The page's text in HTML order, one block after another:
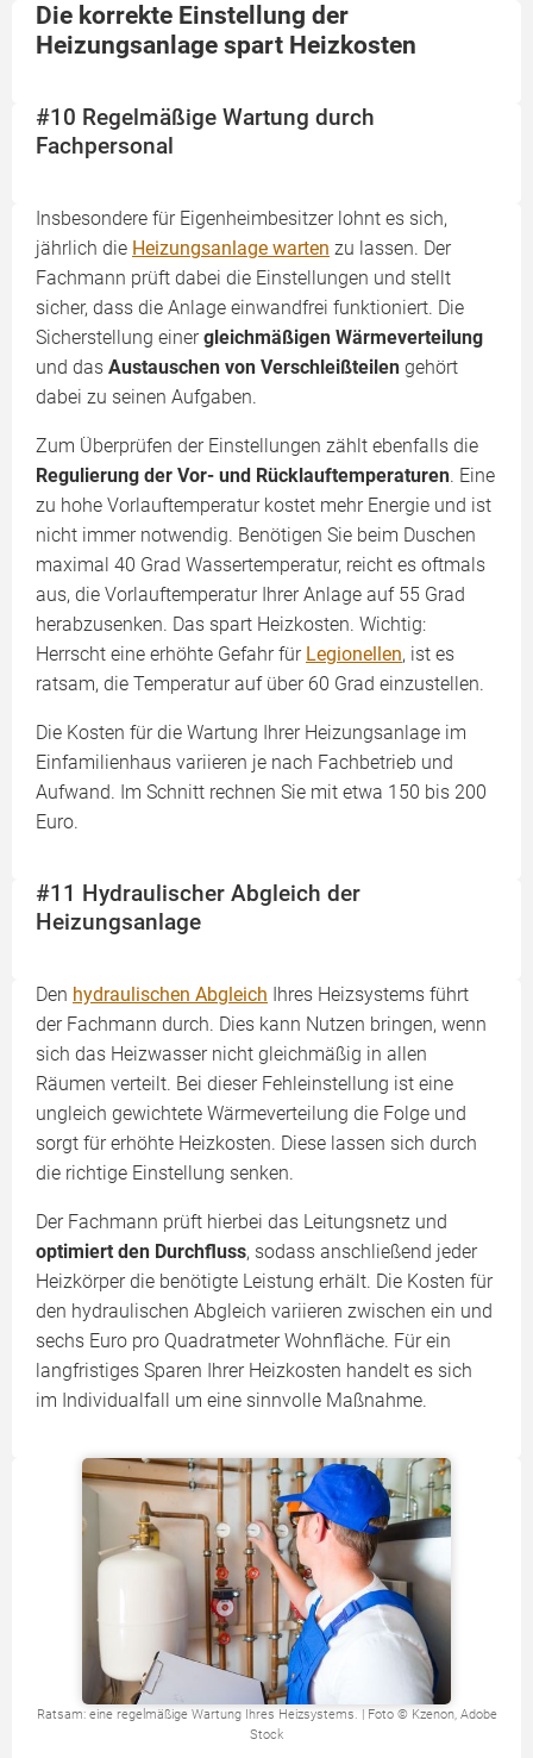
Die korrekte Einstellung der
Heizungsanlage spart Heizkosten
#10 Regelmäßige Wartung durch
Fachpersonal
Insbesondere für Eigenheimbesitzer lohnt es sich,
jährlich die Heizungsanlage warten zu lassen. Der
Fachmann prüft dabei die Einstellungen und stellt
sicher, dass die Anlage einwandfrei funktioniert. Die
Sicherstellung einergleichmäßigen Wärmeverteilung
und das Austauschen von Verschleißteilen gehört
dabei zu seinen Aufgaben.
Zum Überprüfen der Einstellungen zählt ebenfalls die
Regulierung der Vor- und Rücklauftemperaturen. Eine
zu hohe Vorlauftemperatur kostet mehr Energie und ist
nicht immer notwendig. Benötigen Sie beim Duschen
maximal 40 Grad Wassertemperatur, reicht es oftmals
aus, die Vorlauftemperatur Ihrer Anlage auf 55 Grad
herabzusenken. Das spart Heizkosten. Wichtig:
Herrscht eine erhöhte Gefahr für Legionellen, ist es
ratsam, die Temperatur auf über 60 Grad einzustellen.
Die Kosten für die Wartung Ihrer Heizungsanlage im
Einfamilienhaus variieren je nach Fachbetrieb und
Aufwand. Im Schnitt rechnen Sie mit etwa 150 bis 200
Euro.
#11 Hydraulischer Abgleich der
Heizungsanlage
Den hydraulischen Abgleich Ihres Heizsystems führt
der Fachmann durch. Dies kann Nutzen bringen, wenn
sich das Heizwasser nicht gleichmäßig in allen
Räumen verteilt. Bei dieser Fehleinstellung ist eine
ungleich gewichtete Wärmeverteilung die Folge und
sorgt für erhöhte Heizkosten. Diese lassen sich durch
die richtige Einstellung senken.
Der Fachmann prüft hierbei das Leitungsnetz und
optimiert den Durchfluss, sodass anschließend jeder
Heizkörper die benötigte Leistung erhält. Die Kosten für
den hydraulischen Abgleich variieren zwischen ein und
sechs Euro pro Quadratmeter Wohnfläche. Für ein
langfristiges Sparen Ihrer Heizkosten handelt es sich
im Individualfall um eine sinnvolle Maßnahme.
Ratsam: eine regelmäßige Wartung Ihres Heizsystems. | Foto © Kzenon, Adobe
Stock